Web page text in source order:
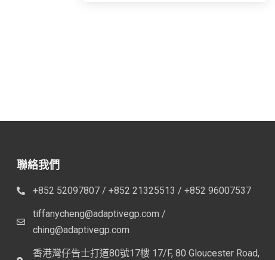
聯絡我們
+852 52097807 / +852 21325513 / +852 96007537
tiffanycheng@adaptivegp.com /
ching@adaptivegp.com
香港灣仔告士打道80號17樓 17/F, 80 Gloucester Road,